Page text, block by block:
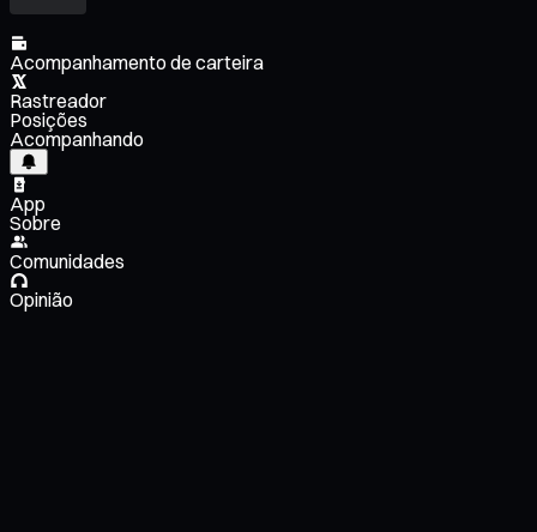
Acompanhamento de carteira
Rastreador
Posições
Acompanhando
App
Sobre
Comunidades
Opinião